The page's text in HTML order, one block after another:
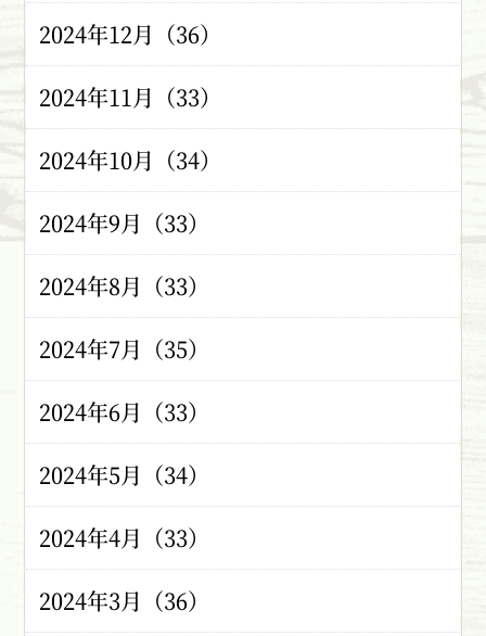
2024年12月（36）
2024年11月（33）
2024年10月（34）
2024年9月（33）
2024年8月（33）
2024年7月（35）
2024年6月（33）
2024年5月（34）
2024年4月（33）
2024年3月（36）